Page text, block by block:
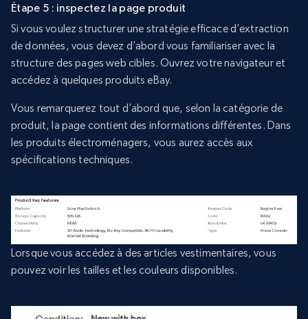
Étape 5 : inspectez la page produit
Si vous voulez structurer une stratégie efficace d’extraction
de données, vous devez d’abord vous familiariser avec la
structure des pages web cibles. Ouvrez votre navigateur et
accédez à quelques produits eBay.
Vous remarquerez tout d’abord que, selon la catégorie de
produit, la page contient des informations différentes. Dans
les produits électroménagers, vous aurez accès aux
spécifications techniques.
Lorsque vous accédez à des articles vestimentaires, vous
pouvez voir les tailles et les couleurs disponibles.